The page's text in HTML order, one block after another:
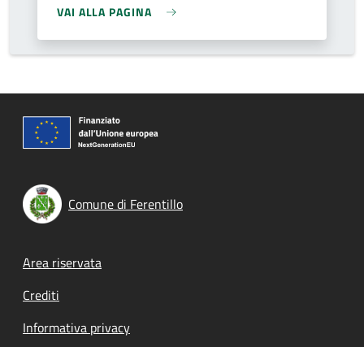
VAI ALLA PAGINA
Comune di Ferentillo
Footer menu
Area riservata
Crediti
Informativa privacy